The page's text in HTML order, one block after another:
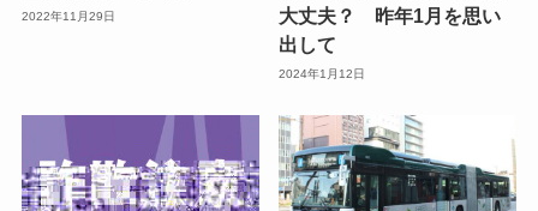
2022年11月29日
大丈夫？ 昨年1月を思い
出して
2024年1月12日